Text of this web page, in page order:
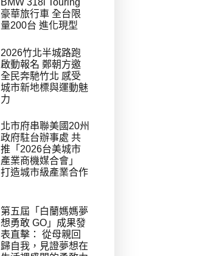
BMW 318i Touring
豪華旅行車 全台限
量200台 進化現型
2026竹北半城路跑
啟動報名 鄭朝方邀
全民奔馳竹北 感受
城市新地標與運動魅
力
北市府串聯美國20州
政府駐台辦事處 共
推「2026台美城市
產業商機媒合會」
打造城市級產業合作
第五屆「白蘭媽媽夢
想勇敢 GO」成果發
表直擊： 從母親回
歸自我，見證夢想在